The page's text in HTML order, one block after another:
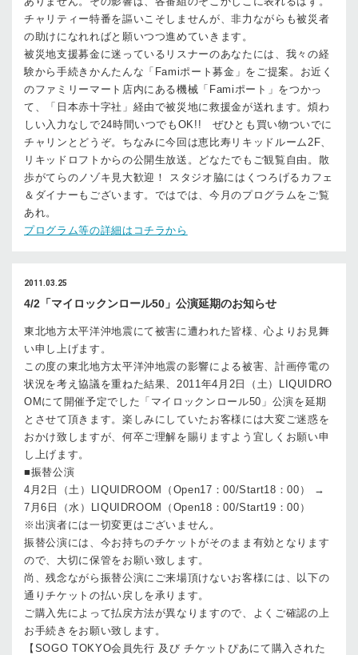
チャリティー特番を謳いこそしませんが、非力ながらも被災者
の助けになれればと願いつつ進めていきます。
被災地支援募金に迷っているリスナーのあなたには、我々の経
験から手続きかんたんな「Famiポート募金」をご提案。お近く
のファミリーマート店内にある機械「Famiポート」をつかっ
て、「日本赤十字社」経由で被災地に救援金が送れます。煩わ
しい入力なしで24時間いつでもOK!! ぜひとも買い物ついでに
チャリンとどうぞ。ちなみに今回は恵比寿リキッドルーム2F、
リキッドロフトからの公開生放送。どなたでもご観覧自由。散
歩がてらのノゾキ見大歓迎！ スタジオ脇にはくつろげるカフェ
＆ダイナーもございます。ではでは、今月のプログラムをご覧
あれ。
プログラム等の詳細はコチラから
2011.03.25
4/2「マイロックンロール50」公演延期のお知らせ
東北地方太平洋沖地震にて被害に遭われた皆様、心よりお見舞
い申し上げます。
この度の東北地方太平洋沖地震の影響による被害、計画停電の
状況を考え協議を重ねた結果、2011年4月2日（土）LIQUIDRO
OMにて開催予定でした「マイロックンロール50」公演を延期
とさせて頂きます。楽しみにしていたお客様には大変ご迷惑を
おかけ致しますが、何卒ご理解を賜りますよう宜しくお願い申
し上げます。
■振替公演
4月2日（土）LIQUIDROOM（Open17：00/Start18：00） →
7月6日（水）LIQUIDROOM（Open18：00/Start19：00）
※出演者には一切変更はございません。
振替公演には、今お持ちのチケットがそのまま有効となります
ので、大切に保管をお願い致します。
尚、残念ながら振替公演にご来場頂けないお客様には、以下の
通りチケットの払い戻しを承ります。
ご購入先によって払戻方法が異なりますので、よくご確認の上
お手続きをお願い致します。
【SOGO TOKYO会員先行 及び チケットぴあにて購入された